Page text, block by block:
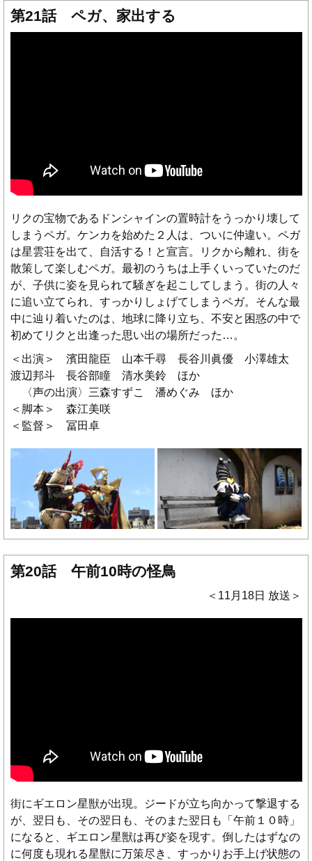
第21話 ペガ、家出する
リクの宝物であるドンシャインの置時計をうっかり壊して
しまうペガ。ケンカを始めた２人は、ついに仲違い。ペガ
は星雲荘を出て、自活する！と宣言。リクから離れ、街を
散策して楽しむペガ。最初のうちは上手くいっていたのだ
が、子供に姿を見られて騒ぎを起こしてしまう。街の人々
に追い立てられ、すっかりしょげてしまうペガ。そんな最
中に辿り着いたのは、地球に降り立ち、不安と困惑の中で
初めてリクと出逢った思い出の場所だった…。
＜出演＞ 濱田龍臣 山本千尋 長谷川眞優 小澤雄太
渡辺邦斗 長谷部瞳 清水美鈴 ほか
〈声の出演〉三森すずこ 潘めぐみ ほか
＜脚本＞ 森江美咲
＜監督＞ 冨田卓
第20話 午前10時の怪鳥
＜11月18日 放送＞
街にギエロン星獣が出現。ジードが立ち向かって撃退する
が、翌日も、その翌日も、そのまた翌日も「午前１０時」
になると、ギエロン星獣は再び姿を現す。倒したはずなの
に何度も現れる星獣に万策尽き、すっかりお手上げ状態の